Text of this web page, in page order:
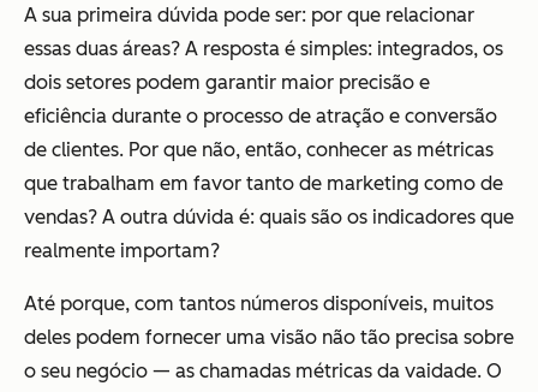
A sua primeira dúvida pode ser: por que relacionar
essas duas áreas? A resposta é simples: integrados, os
dois setores podem garantir maior precisão e
eficiência durante o processo de atração e conversão
de clientes. Por que não, então, conhecer as métricas
que trabalham em favor tanto de marketing como de
vendas? A outra dúvida é: quais são os indicadores que
realmente importam?
Até porque, com tantos números disponíveis, muitos
deles podem fornecer uma visão não tão precisa sobre
o seu negócio — as chamadas métricas da vaidade. O